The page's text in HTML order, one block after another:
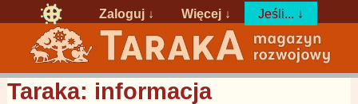
Zaloguj ↓ Więcej ↓ Jeśli... ↓
Taraka: informacja